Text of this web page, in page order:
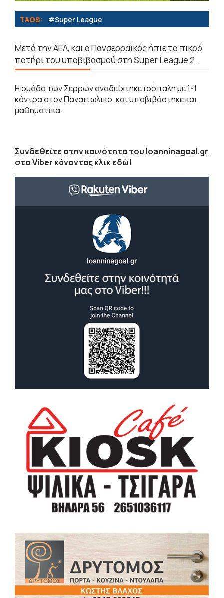
TAGS: #Super League
Μετά την ΑΕΛ, και ο Πανσερραϊκός ήπιε το πικρό
ποτήρι του υποβιβασμού στη Super League 2.
Η ομάδα των Σερρών αναδείχτηκε ισόπαλη με 1-1
κόντρα στον Παναιτωλικό, και υποβιβάστηκε και
μαθηματικά.
Συνδεθείτε στην κοινότητα του Ioanninagoal.gr
στο Viber κάνοντας κλικ εδώ!